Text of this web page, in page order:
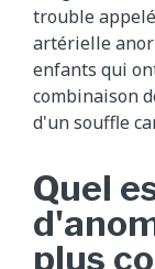
trouble
artérielle
enfants qui
combinaison
d'un souffle
Quel
plus